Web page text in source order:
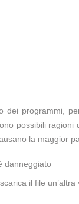
dei programmi,
possibili
la maggior
danneggiato
il file